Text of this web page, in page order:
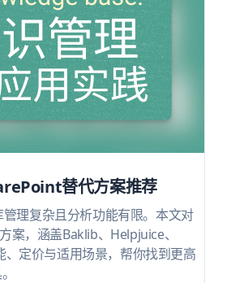
替代方案推荐
理复杂且分析功能有限。本文对
案，涵盖Baklib、Helpjuice、
、定价与适用场景，帮你找到更高